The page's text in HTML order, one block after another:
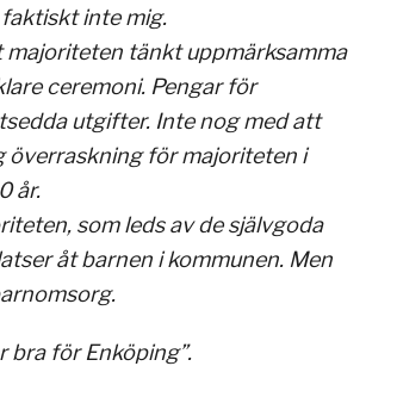
inte mig.
majoriteten tänkt uppmärksamma
ceremoni. Pengar för
utgifter. Inte nog med att
överraskning för majoriteten i
år.
som leds av de självgoda
åt barnen i kommunen. Men
bra för Enköping”.